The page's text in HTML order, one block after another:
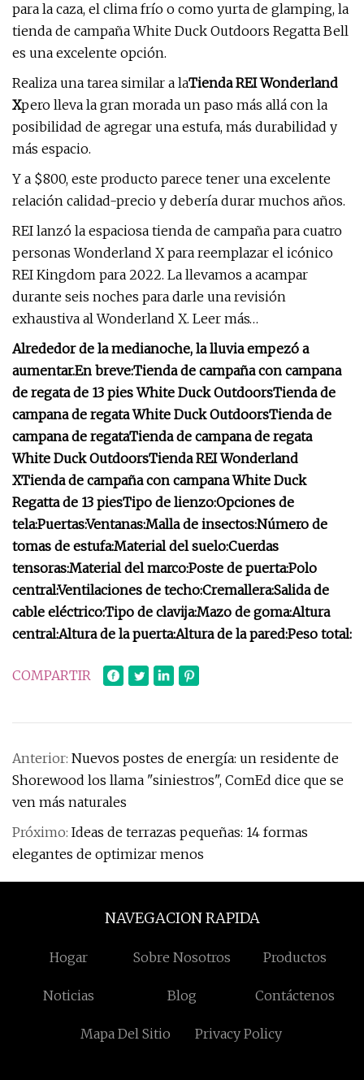
para la caza, el clima frío o como yurta de glamping, la
tienda de campaña White Duck Outdoors Regatta Bell
es una excelente opción.
Realiza una tarea similar a laTienda REI Wonderland
Xpero lleva la gran morada un paso más allá con la
posibilidad de agregar una estufa, más durabilidad y
más espacio.
Y a $800, este producto parece tener una excelente
relación calidad-precio y debería durar muchos años.
REI lanzó la espaciosa tienda de campaña para cuatro
personas Wonderland X para reemplazar el icónico
REI Kingdom para 2022. La llevamos a acampar
durante seis noches para darle una revisión
exhaustiva al Wonderland X. Leer más…
Alrededor de la medianoche, la lluvia empezó a
aumentar.En breve:Tienda de campaña con campana
de regata de 13 pies White Duck OutdoorsTienda de
campana de regata White Duck OutdoorsTienda de
campana de regataTienda de campana de regata
White Duck OutdoorsTienda REI Wonderland
XTienda de campaña con campana White Duck
Regatta de 13 piesTipo de lienzo:Opciones de
tela:Puertas:Ventanas:Malla de insectos:Número de
tomas de estufa:Material del suelo:Cuerdas
tensoras:Material del marco:Poste de puerta:Polo
central:Ventilaciones de techo:Cremallera:Salida de
cable eléctrico:Tipo de clavija:Mazo de goma:Altura
central:Altura de la puerta:Altura de la pared:Peso total:
COMPARTIR
Anterior: Nuevos postes de energía: un residente de
Shorewood los llama "siniestros", ComEd dice que se
ven más naturales
Próximo: Ideas de terrazas pequeñas: 14 formas
elegantes de optimizar menos
NAVEGACION RAPIDA
Hogar Sobre Nosotros Productos
Noticias Blog Contáctenos
Mapa Del Sitio Privacy Policy